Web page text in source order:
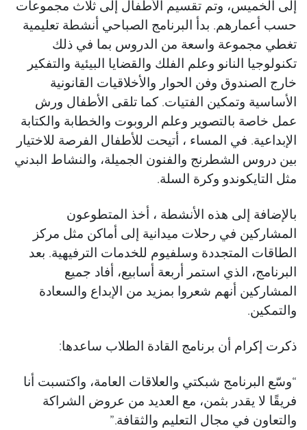
إلى الخميس، وتم تقسيم الأطفال إلى ثلاث مجموعات
حسب أعمارهم. بدأ البرنامج الصباحي أنشطة تعليمية
تغطي مجموعة واسعة من الدروس بما في ذلك
تكنولوجيا النانو وعلم الفلك والقضايا البيئية والتفكير
خارج الصندوق وفن الحوار والأخلاقيات القانونية
الأساسية وتمكين الفتيات. كما تلقى الأطفال ورش
عمل خاصة بالتصوير وعلم الروبوت والخطابة والكتابة
الإبداعية. في المساء ، أتيحت للأطفال الفرصة للاختيار
بين دروس الشطرنج والفنون الجميلة، والنشاط البدني
مثل التايكوندو وكرة السلة.
بالإضافة إلى هذه الأنشطة ، أخذ المتطوعون
المشاركين في رحلات ميدانية إلى أماكن مثل مركز
الطاقات المتجددة وسلفيوم للخدمات الترفيهية. بعد
البرنامج، الذي استمر أربعة أسابيع، أفاد جميع
المشاركين أنهم شعروا بمزيد من الإبداع والسعادة
والتمكين.
ذكرت إكرام أن برنامج القادة الطلاب ساعدها:
“وسّع البرنامج شبكتي والعلاقات العامة، واكتسبت أنا
فريقًا لا يقدر بثمن، مع العديد من عروض الشراكة
والتعاون في مجال التعليم والثقافة.”